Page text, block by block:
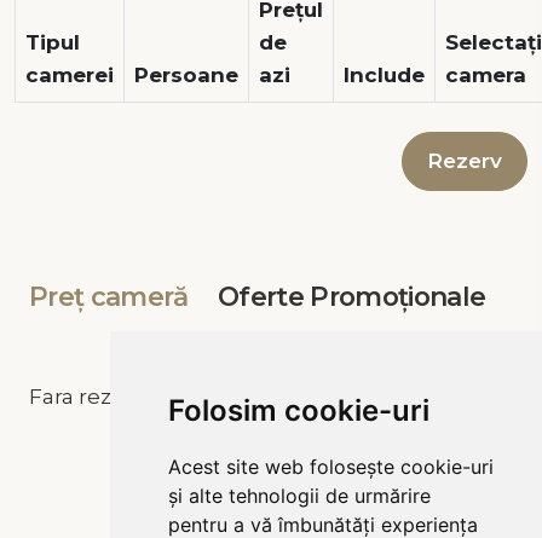
Folosim cookie-uri
Acest site web folosește cookie-uri
și alte tehnologii de urmărire
pentru a vă îmbunătăți experiența
Tipul
camerei
Persoane
Prețul
de
azi
Include
Selectați
camera
Rezerv
Preț cameră Oferte Promoționale
Fara rezultat